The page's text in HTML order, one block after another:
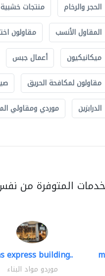
الحجر والرخام منتجات خشبية
المقاول الأنسب
مقاولون
ميكانيكيون
أعمال جبس
مقاولون لمكافحة الحريق
الدرابزين
موردي ومقاولي
المتوفرة من
express building..
موردو مواد البناء